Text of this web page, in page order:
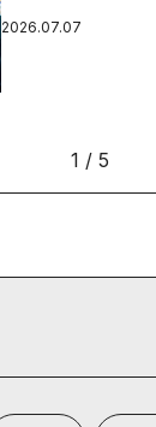
2026.07.07
1 / 5